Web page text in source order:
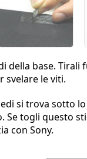
della base. Tirali
svelare le viti.
si trova sotto
Se togli questo
con Sony.